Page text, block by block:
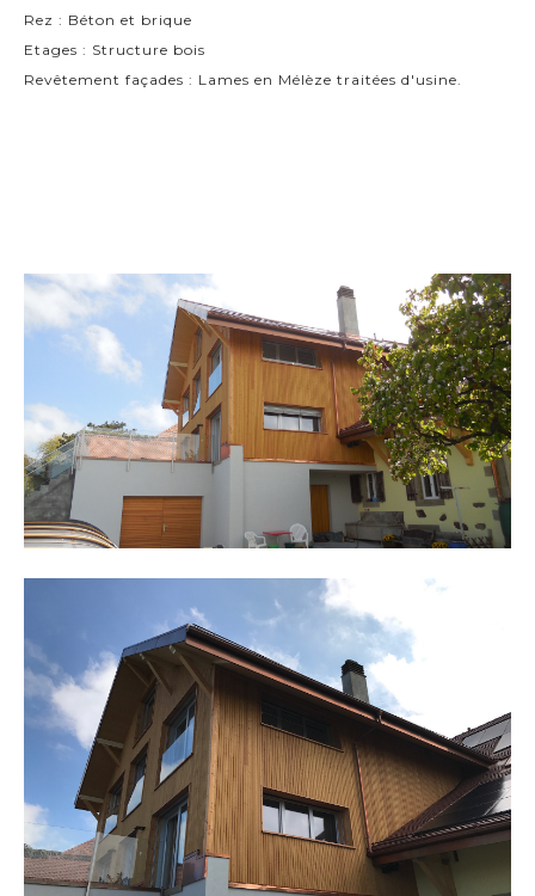
Rez : Béton et brique
Etages : Structure bois
Revêtement façades : Lames en Mélèze traitées d'usine.